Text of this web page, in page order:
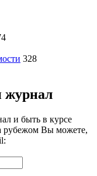
328
журнал
и быть в курсе
рубежом Вы можете,